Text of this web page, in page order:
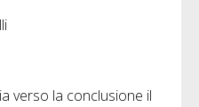
verso la conclusione il